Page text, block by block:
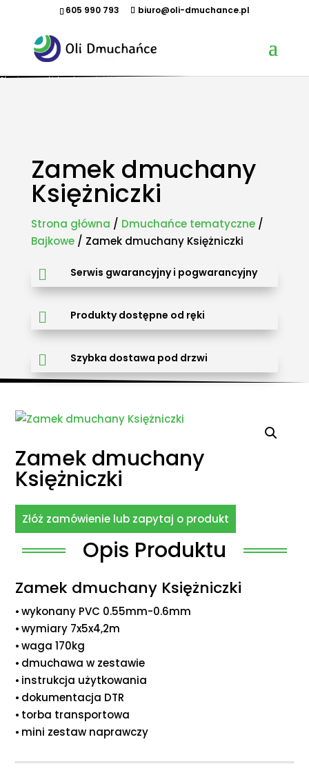
605 990 793 biuro@oli-dmuchance.pl
Oferujemy zamki dmuchane, zjeżdżalnie dmuchane, zjeżdżalnie wodne, dmuchane place zabaw,
Zamek dmuchany
Księżniczki
Strona główna / Dmuchańce tematyczne/
Bajkowe/ Zamek dmuchany Księżniczki
 Serwis gwarancyjny i pogwarancyjny
 Produkty dostępne od ręki
 Szybka dostawa pod drzwi
Zamek dmuchany
Księżniczki
Złóż zamówienie lub zapytaj o produkt
Opis Produktu
Zamek dmuchany Księżniczki
⦁ wykonany PVC 0.55mm-0.6mm
⦁ wymiary 7x5x4,2m
⦁ waga 170kg
⦁ dmuchawa w zestawie
⦁ instrukcja użytkowania
⦁ dokumentacja DTR
⦁ torba transportowa
⦁ mini zestaw naprawczy